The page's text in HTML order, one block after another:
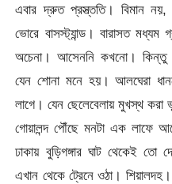
এবার দ্রুত প্রস্ত্ততি। বিমান নয়,
ভোরে বাসস্ট্যান্ড। বারাসত মধ্যম
অচেনা। আসেননি কখনো। কিন্তু
যেন শোনা মনে হয়। আলঘেরা
লাগে। যেন ছেলেবেলায় মুখস্থ করা
গোয়ালন্দ পৌঁছে মনটা এক লাফে
ঢাকায় বুড়িগঙ্গার ঘাট থেকেই তো
এখান থেকে ট্রেনে ওঠা।